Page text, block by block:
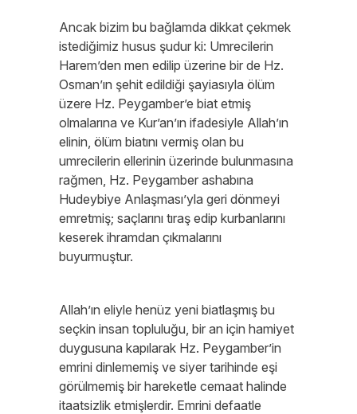
Ancak bizim bu bağlamda dikkat çekmek
istediğimiz husus şudur ki: Umrecilerin
Harem’den men edilip üzerine bir de Hz.
Osman’ın şehit edildiği şayiasıyla ölüm
üzere Hz. Peygamber’e biat etmiş
olmalarına ve Kur’an’ın ifadesiyle Allah’ın
elinin, ölüm biatını vermiş olan bu
umrecilerin ellerinin üzerinde bulunmasına
rağmen, Hz. Peygamber ashabına
Hudeybiye Anlaşması’yla geri dönmeyi
emretmiş; saçlarını tıraş edip kurbanlarını
keserek ihramdan çıkmalarını
buyurmuştur.
Allah’ın eliyle henüz yeni biatlaşmış bu
seçkin insan topluluğu, bir an için hamiyet
duygusuna kapılarak Hz. Peygamber’in
emrini dinlememiş ve siyer tarihinde eşi
görülmemiş bir hareketle cemaat halinde
itaatsizlik etmişlerdir. Emrini defaatle